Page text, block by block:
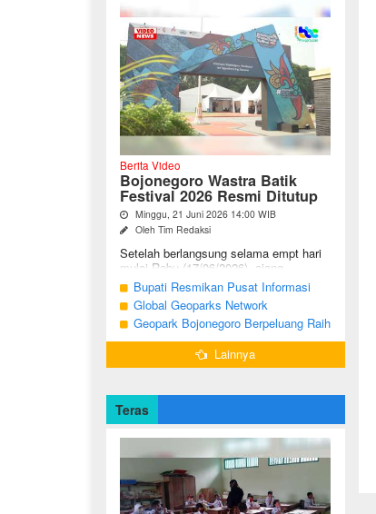
Berita Video
Bojonegoro Wastra Batik
Festival 2026 Resmi Ditutup
Minggu, 21 Juni 2026 14:00 WIB
Oleh Tim Redaksi
Setelah berlangsung selama empt hari
mulai Rabu (17/06/2026), ajang
Bojonegoro Wastra Batik Festival
(BWBF) 2026 resmi ditutup oleh Ketua
Dekranasda ...
Bupati Resmikan Pusat Informasi
Geologi Geopark Bojonegoro
Global Geoparks Network
Association Kunjungi Sejumlah
Geosite di Bojonegoro
Geopark Bojonegoro Berpeluang Raih
UNESCO Global Geopark
Lainnya
Teras